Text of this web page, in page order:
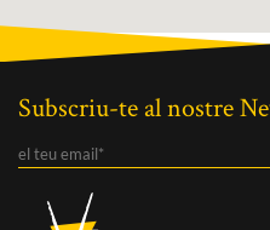
Subscriu-te al nostre